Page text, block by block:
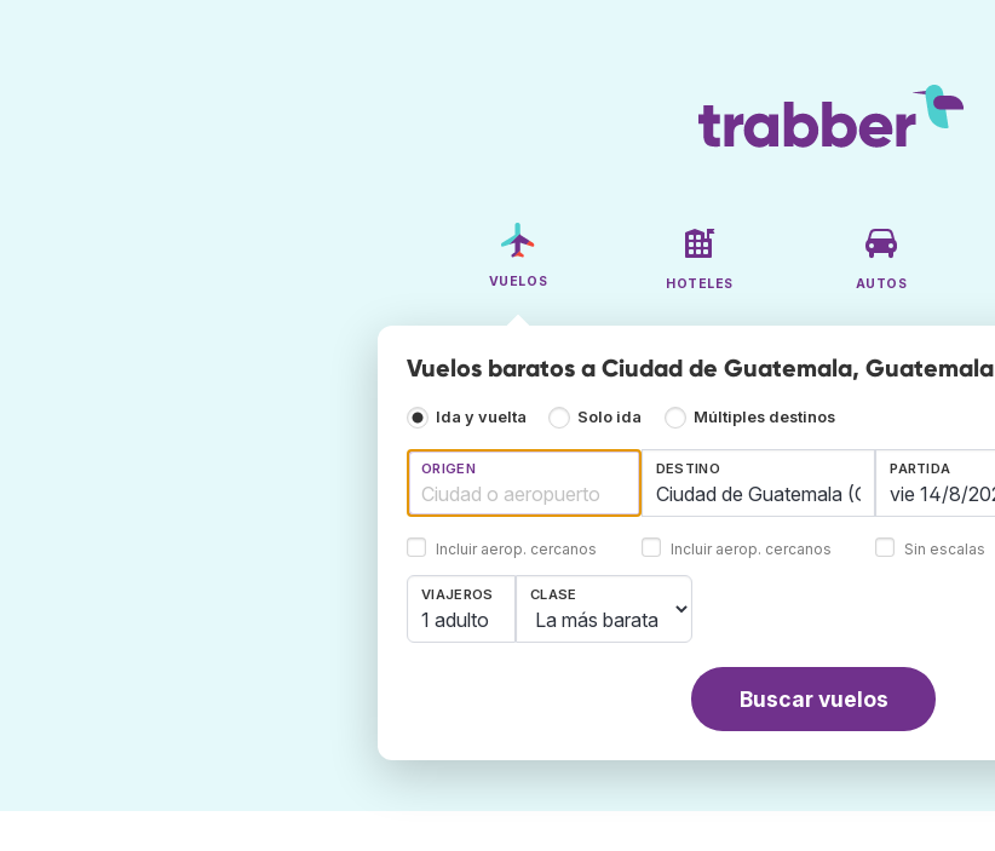
VUELOS HOTELES AUTOS
Vuelos baratos a Ciudad de Guatemala, Guatemala
Ida y vuelta Solo ida Múltiples destinos
ORIGEN
Incluir aerop. cercanos
DESTINO
Incluir aerop. cercanos
PARTIDA
Sin escalas
VIAJEROS
1 adulto
CLASE
Buscar vuelos